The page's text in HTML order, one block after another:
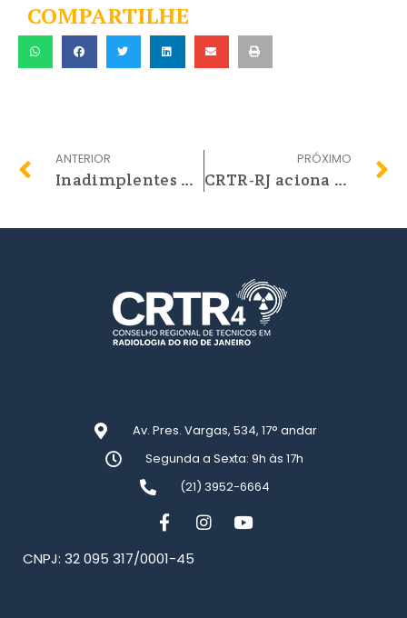
COMPARTILHE
ANTERIOR
Inadimplentes entrarão em dívida ativa
PRÓXIMO
CRTR-RJ aciona Ministério Público para apurar denúncias na saúde de Duque de Caxias
Av. Pres. Vargas, 534, 17° andar
Segunda a Sexta: 9h às 17h
(21) 3952-6664
CNPJ: 32 095 317/0001-45